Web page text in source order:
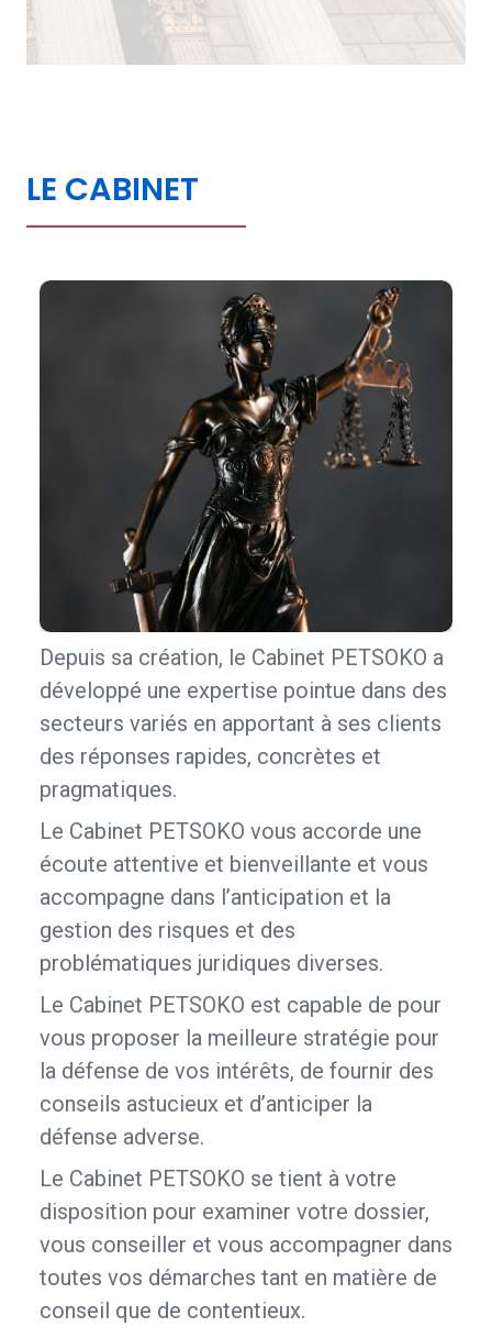
LE CABINET
Depuis sa création, le Cabinet PETSOKO a
développé une expertise pointue dans des
secteurs variés en apportant à ses clients
des réponses rapides, concrètes et
pragmatiques.
Le Cabinet PETSOKO vous accorde une
écoute attentive et bienveillante et vous
accompagne dans l’anticipation et la
gestion des risques et des
problématiques juridiques diverses.
Le Cabinet PETSOKO est capable de pour
vous proposer la meilleure stratégie pour
la défense de vos intérêts, de fournir des
conseils astucieux et d’anticiper la
défense adverse.
Le Cabinet PETSOKO se tient à votre
disposition pour examiner votre dossier,
vous conseiller et vous accompagner dans
toutes vos démarches tant en matière de
conseil que de contentieux.